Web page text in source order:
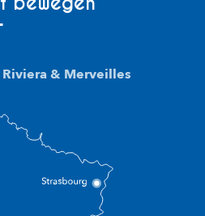
& Merveilles